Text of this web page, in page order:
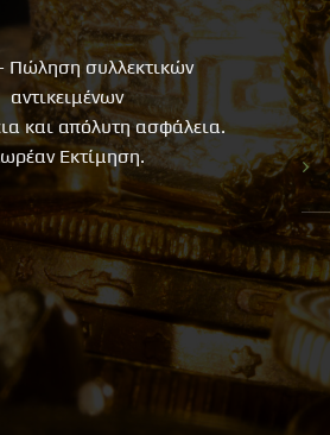
Πώληση συλλεκτικών
αντικειμένων
και απόλυτη ασφάλεια.
Εκτίμηση.